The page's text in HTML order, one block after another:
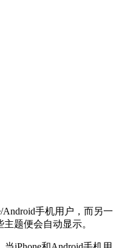
手机用户，而另一
题便会自动显示。